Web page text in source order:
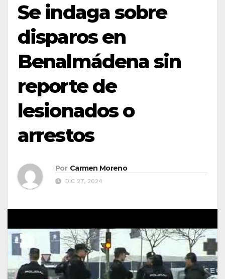
Se indaga sobre
disparos en
Benalmádena sin
reporte de
lesionados o
arrestos
Por Carmen Moreno
DIC 27, 2024